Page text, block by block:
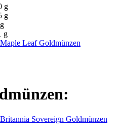
g
g
g
Leaf Goldmünzen
Sovereign Goldmünzen